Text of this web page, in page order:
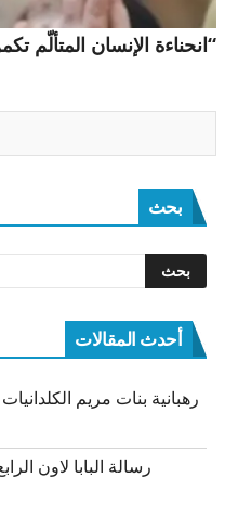
“انحناءة الإنسان المتألّم
بحث
أحدث المقالات
رهبانية بنات مريم